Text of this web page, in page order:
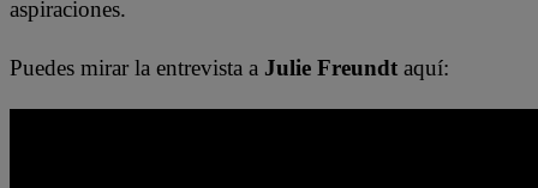
aspiraciones.
Puedes mirar la entrevista a Julie Freundt aquí: